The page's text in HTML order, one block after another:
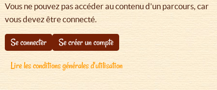
Vous ne pouvez pas accéder au contenu d'un parcours, car
vous devez être connecté.
Se connecter
Se créer un compte
Lire les conditions générales d'utilisation